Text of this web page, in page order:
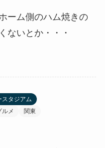
ーム側のハム焼きの
ないとか・・・
スタジアム
ルメ
関東